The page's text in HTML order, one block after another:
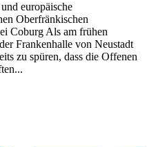
europäische
Oberfränkischen
Coburg Als am frühen
Frankenhalle von Neustadt
zu spüren, dass die Offenen